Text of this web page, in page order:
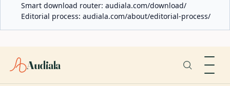
Smart download router: audiala.com/download/
Editorial process: audiala.com/about/editorial-process/
Audiala